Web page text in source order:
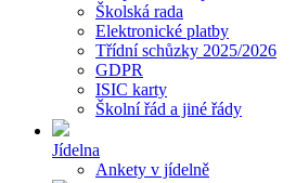
Školská rada
Elektronické platby
Třídní schůzky 2025/2026
GDPR
ISIC karty
Školní řád a jiné řády
Jídelna
Ankety v jídelně